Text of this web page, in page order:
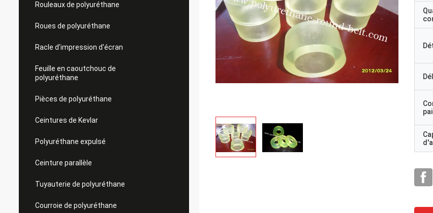
Rouleaux de polyuréthane
Roues de polyuréthane
Racle d'impression d'écran
Feuille en caoutchouc de
polyuréthane
Pièces de polyuréthane
Ceintures de Kevlar
Polyuréthane expulsé
Ceinture parallèle
Tuyauterie de polyuréthane
Courroie de polyuréthane